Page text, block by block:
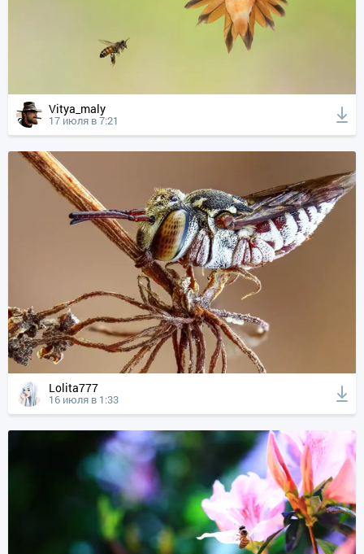
Vitya_maly
17 июля в 7:21
Lolita777
16 июля в 1:33